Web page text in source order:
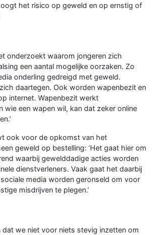
het risico op geweld en op ernstig of
onderzoekt waarom jongeren zich
een aantal mogelijke oorzaken. Zo
onderling gedreigd met geweld.
daartegen. Ook worden wapenbezit en
internet. Wapenbezit werkt
wie een wapen wil, kan dat zeker online
ook voor de opkomst van het
geweld op bestelling: ‘Het gaat hier om
waarbij gewelddadige acties worden
dienstverleners. Vaak gaat het daarbij
media worden geronseld om voor
misdrijven te plegen.’
dat we niet voor niets stevig inzetten om